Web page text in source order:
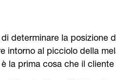
determinare la posizione
intorno al picciolo della
la prima cosa che il